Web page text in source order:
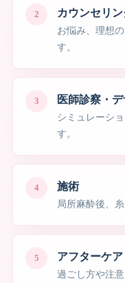
カウンセリ
お悩み、理想
す。
医師診察・
シミュレーシ
す。
施術
局所麻酔後、
アフターケア
過ごし方や注